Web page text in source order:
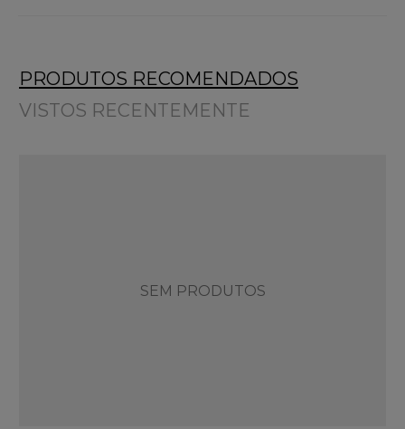
PRODUTOS RECOMENDADOS
VISTOS RECENTEMENTE
SEM PRODUTOS